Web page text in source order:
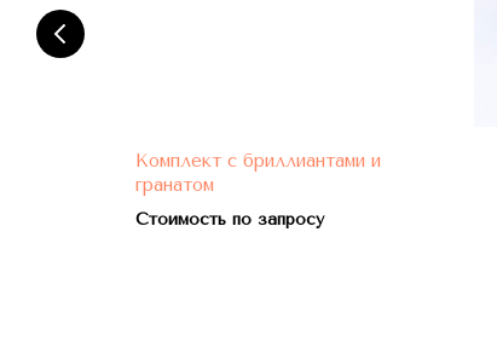
Комплект с бриллиантами и
гранатом
Стоимость по запросу